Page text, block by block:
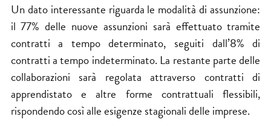
Un dato interessante riguarda le modalità di assunzione:
il 77% delle nuove assunzioni sarà effettuato tramite
contratti a tempo determinato, seguiti dall’8% di
contratti a tempo indeterminato. La restante parte delle
collaborazioni sarà regolata attraverso contratti di
apprendistato e altre forme contrattuali flessibili,
rispondendo così alle esigenze stagionali delle imprese.